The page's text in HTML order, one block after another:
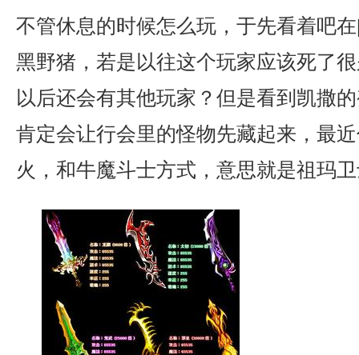
不管休息的时候怎么玩，于先看着吧
黑野猪，若是以往这个玩家应该死了
以后还会有其他玩家？但是看到凯撒
肯定会让行会里的怪物先藏起来，最
火，和牛魔斗士方式，意思就是祖玛